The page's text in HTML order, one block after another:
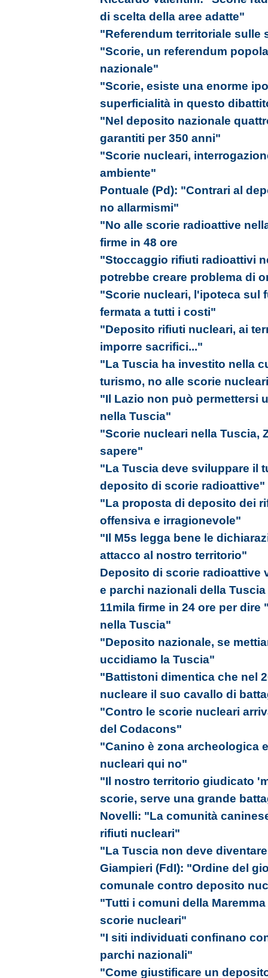
di scelta della aree adatte"
"Referendum territoriale sulle
"Scorie, un referendum
nazionale"
"Scorie, esiste una enorme
superficialità in questo
"Nel deposito nazionale
garantiti per 350 anni"
"Scorie nucleari,
ambiente"
Pontuale (Pd): "Contrari al
no allarmismi"
"No alle scorie radioattive
firme in 48 ore
"Stoccaggio rifiuti radioattivi
potrebbe creare problema di
"Scorie nucleari, l'ipoteca sul
fermata a tutti i costi"
"Deposito rifiuti nucleari, ai
imporre sacrifici..."
"La Tuscia ha investito nella
turismo, no alle scorie
"Il Lazio non può permettersi
nella Tuscia"
"Scorie nucleari nella Tuscia,
sapere"
"La Tuscia deve sviluppare il
deposito di scorie radioattive"
"La proposta di deposito dei
offensiva e irragionevole"
"Il M5s legga bene le
attacco al nostro territorio"
Deposito di scorie radioattive
e parchi nazionali della Tuscia
11mila firme in 24 ore per
nella Tuscia"
"Deposito nazionale, se
uccidiamo la Tuscia"
"Battistoni dimentica che nel
nucleare il suo cavallo di
"Contro le scorie nucleari
del Codacons"
"Canino è zona archeologica
nucleari qui no"
"Il nostro territorio giudicato
scorie, serve una grande
Novelli: "La comunità
rifiuti nucleari"
"La Tuscia non deve
Giampieri (FdI): "Ordine del
comunale contro deposito
"Tutti i comuni della
scorie nucleari"
"I siti individuati confinano
parchi nazionali"
"Come giustificare un